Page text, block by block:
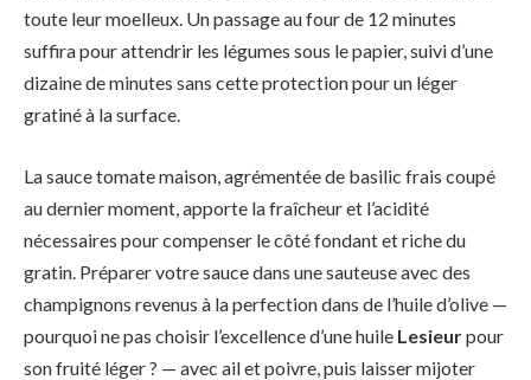
toute leur moelleux. Un passage au four de 12 minutes
suffira pour attendrir les légumes sous le papier, suivi d’une
dizaine de minutes sans cette protection pour un léger
gratiné à la surface.
La sauce tomate maison, agrémentée de basilic frais coupé
au dernier moment, apporte la fraîcheur et l’acidité
nécessaires pour compenser le côté fondant et riche du
gratin. Préparer votre sauce dans une sauteuse avec des
champignons revenus à la perfection dans de l’huile d’olive —
pourquoi ne pas choisir l’excellence d’une huile Lesieurpour
son fruité léger ? — avec ail et poivre, puis laisser mijoter